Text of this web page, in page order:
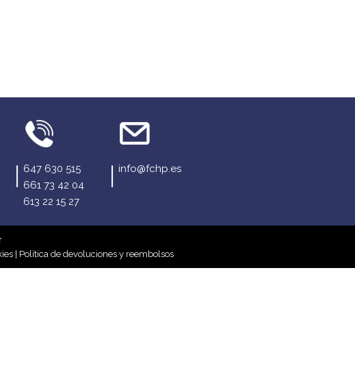
647 630 515
661 73 42 04
613 22 15 27
info@fchp.es
Política de devoluciones y reembolsos